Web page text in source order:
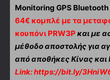
Monitoring GPS
64€ κομπλέ με τα
κουπόνι PRW3P και με
μέθοδο αποστολής για
από αποθήκες Κίνας και
Link:https://bit.ly/